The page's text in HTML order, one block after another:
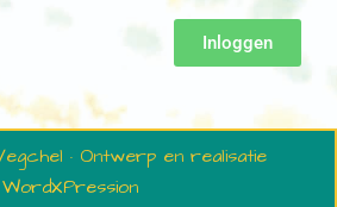
Inloggen
· Ontwerp en realisatie
WordXPression